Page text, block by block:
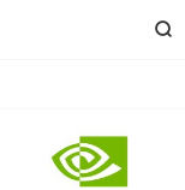
